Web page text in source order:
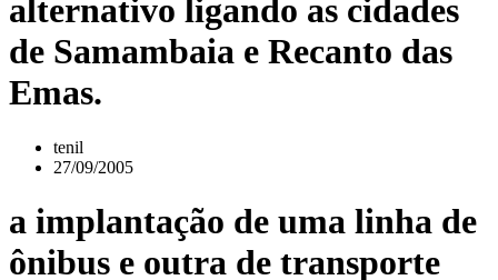
alternativo ligando as cidades
de Samambaia e Recanto das
Emas.
tenil
27/09/2005
a implantação de uma linha de
ônibus e outra de transporte